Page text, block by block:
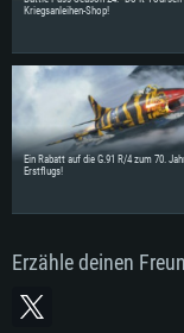
Kriegsanleihen-Shop!
Ein Rabatt auf die G.91 R/4 zum 70.
Erstflugs!
Erzähle deinen